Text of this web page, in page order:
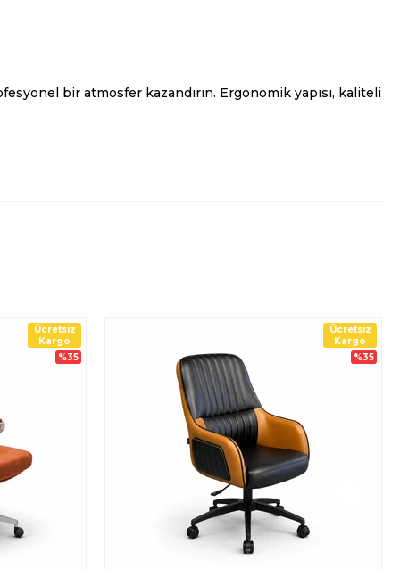
bir atmosfer kazandırın. Ergonomik yapısı, kaliteli
Ücretsiz
Kargo
%35
Ücretsiz
Kargo
%35